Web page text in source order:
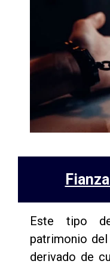
Este tipo
patrimonio
derivado de